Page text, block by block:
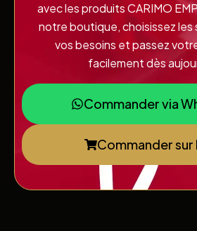
avec les produits CARIMO
notre boutique, choisissez les
vos besoins et passez
facilement dès
Commander via
Commander sur